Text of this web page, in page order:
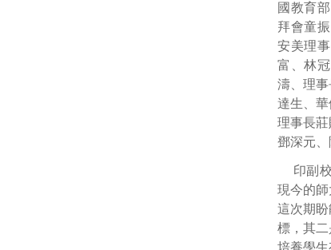
國教育
拜會童
安美理
富、林
濤、理
達生、
理事長
鄧深元、
印副
現今的
這次期
標，其
培養學